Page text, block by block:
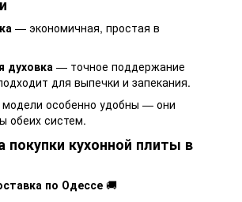
— экономичная, простая в
духовка — точное поддержание
для выпечки и запекания.
особенно удобны — они
обеих систем.
кухонной плиты в
по Одессе 🚚